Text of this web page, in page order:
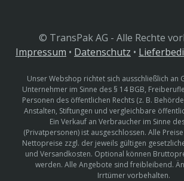
© TransPak AG - Alle Rechte
Impressum • Datenschutz •
Unser Webshop richtet sich ausschließlich an
Unternehmer im Sinne des § 14 BGB,
Personen des öffentlichen Rechts (z. B.
Anstalten, Stiftungen und vergleichbare
Ein Verkauf an Verbraucher im Sinne
(Privatpersonen) ist ausgeschlossen. Alle
Nettopreise zzgl. der jeweils gültigen
und Versandkosten. Optional können
werden. Alle Angebote sind freibleibend.
Irrtümer vorbehalten.